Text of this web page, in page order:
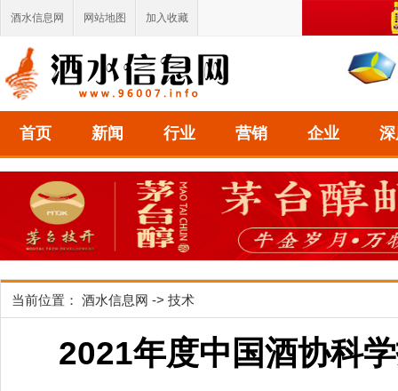
酒水信息网 网站地图 加入收藏
首页 新闻 行业 营销 企业
当前位置： 酒水信息网 -> 技术
2021年度中国酒协科